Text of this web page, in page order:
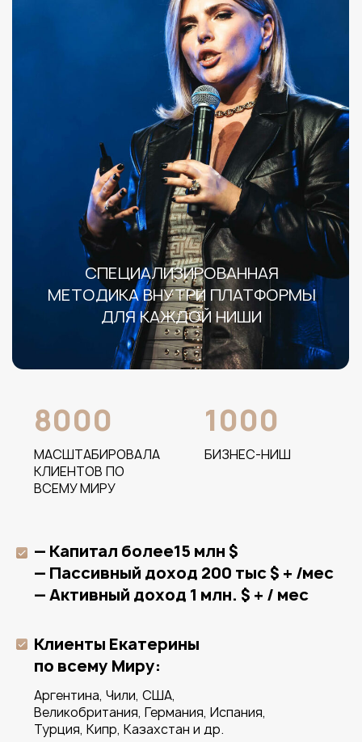
+ 1 000 бизнес нишс
оцифрованным алгоритмом
масштабирования
У 85% участников
программрост выручки в
2 разауже через 4 месяца
Малый и микробизнес
Средний бизнес